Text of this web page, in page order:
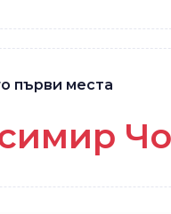
първи места